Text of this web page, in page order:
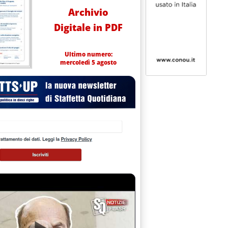
Archivio
Digitale in PDF
Ultimo numero:
mercoledì 5 agosto